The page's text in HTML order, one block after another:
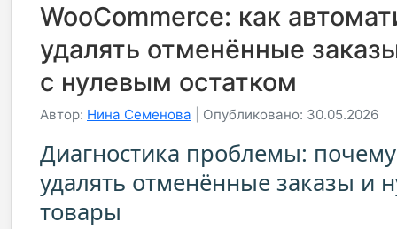
WooCommerce: как
удалять отменённые
с нулевым остатком
Автор: Нина Семенова Опубликовано: 30.05.2026
Диагностика проблемы:
удалять отменённые заказы и
товары